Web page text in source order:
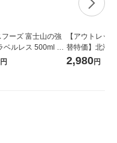
フーズ 富士山の強
ベルレス 500ml 1
）
円
【アウトレッ
替特価】北海
し 無洗米 5kg
2,980円